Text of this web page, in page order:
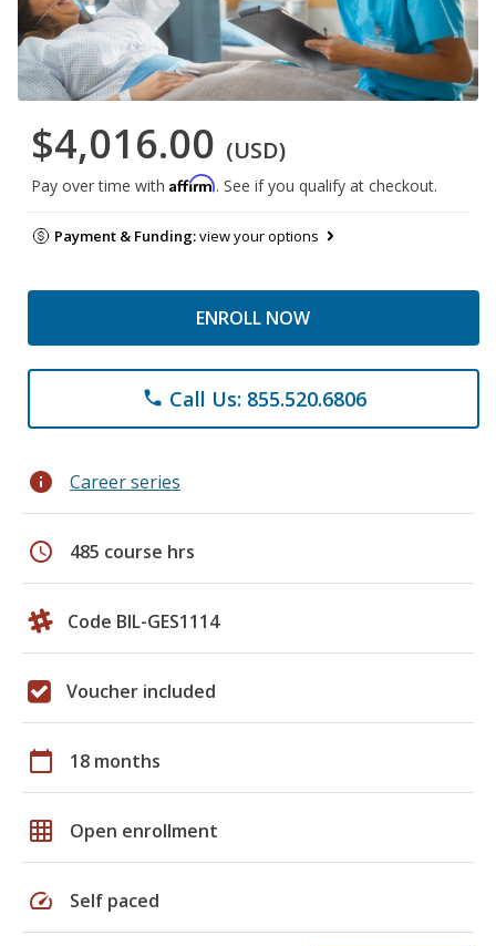
$4,016.00 (USD)
Pay over time with Affirm. See if you qualify at checkout.
Payment & Funding:view your options
ENROLL NOW
phone Call Us: 855.520.6806
info Career series
schedule 485 course hrs
Code BIL-GES1114
Voucher included
calendar_today 18 months
grid_on Open enrollment
speed Self paced